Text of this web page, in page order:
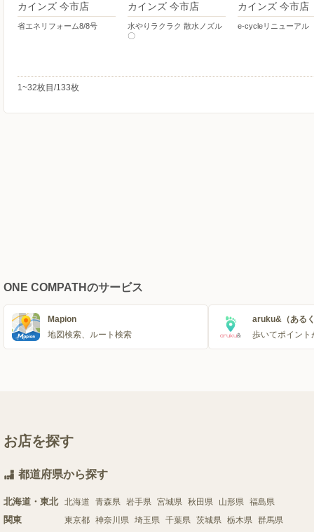
カインズ 今市店
省エネリフォーム8/8号
カインズ 今市店
水やりラクラク 散水ノズル
〇
カインズ 今市店
e-cycleリニューアル
1~32枚目/133枚
ONE COMPATHのサービス
Mapion
地図検索、ルート検索
aruku&（ある
歩いてポイント
お店を探す
都道府県から探す
北海道・東北 北海道 青森県 岩手県 宮城県 秋田県 山形県 福島県
関東 東京都 神奈川県 埼玉県 千葉県 茨城県 栃木県 群馬県